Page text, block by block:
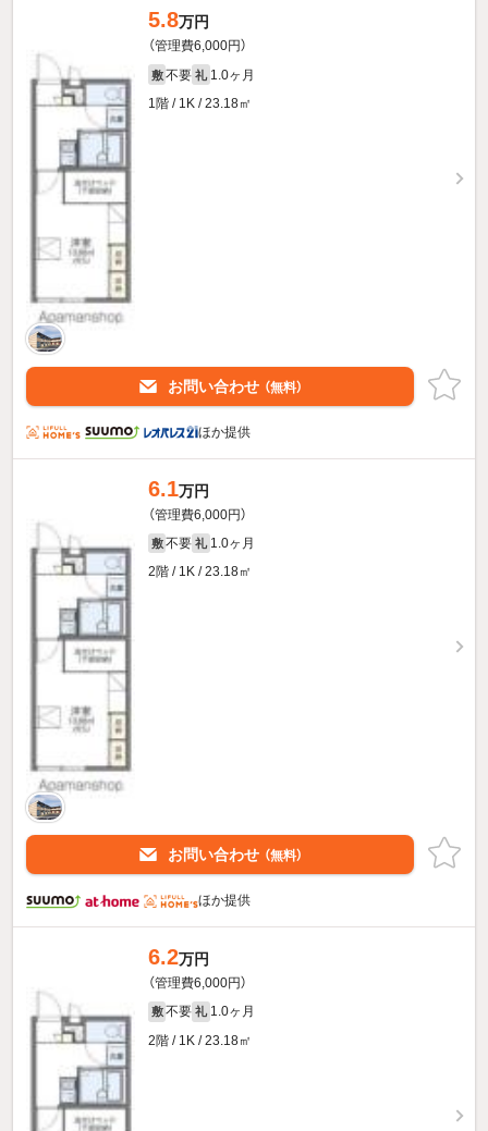
5.8万円
（管理費6,000円）
敷 不要 礼 1.0ヶ月
1階 / 1K / 23.18㎡
お問い合わせ （無料）
ほか提供
6.1万円
（管理費6,000円）
敷 不要 礼 1.0ヶ月
2階 / 1K / 23.18㎡
お問い合わせ （無料）
ほか提供
6.2万円
（管理費6,000円）
敷 不要 礼 1.0ヶ月
2階 / 1K / 23.18㎡